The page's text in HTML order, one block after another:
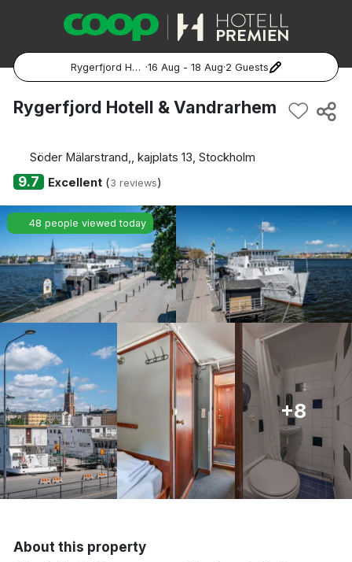
Rygerfjord Hotell & Vandrarhem ·16 Aug - 18 Aug·2 Guests
Popular Destinations:
Göteborg
Malmö
Hela Norge
Bergen
Hela Danmark
Done
Rygerfjord Hotell & Vandrarhem
Söder Mälarstrand,, kajplats 13, Stockholm
9.7 Excellent(3 reviews)
48 people viewed today
+8
About this property